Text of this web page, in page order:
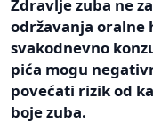
Zdravlje zuba ne
održavanja oralne
svakodnevno
pića mogu
povećati rizik od
boje zuba.